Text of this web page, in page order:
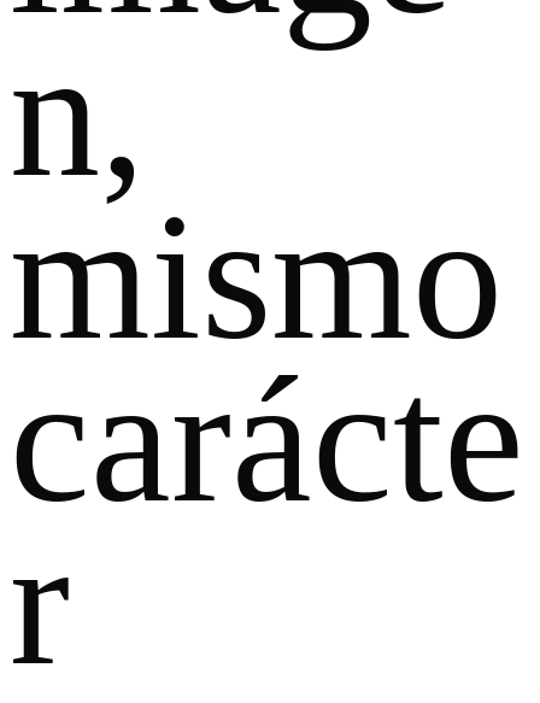
n,
mismo
carácte
r